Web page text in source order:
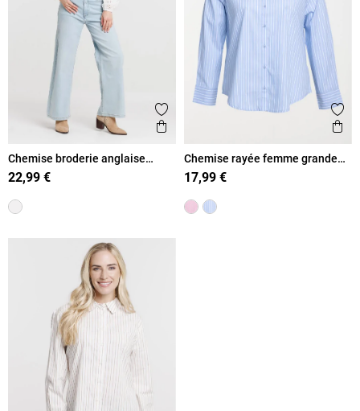
Ajouter aux favoris
Aperçu rapide
Chemise broderie anglaise
femme
22,99 €
Chemise rayée femme grande
taille
17,99 €